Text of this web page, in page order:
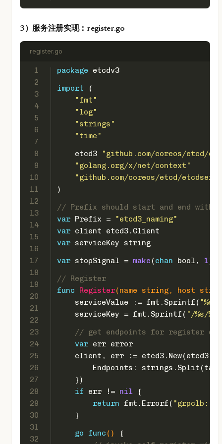
3）服务注册实现：register.go
register.go
1
2
3
4
5
6
7
8
9
10
11
12
13
14
15
16
17
18
19
20
21
22
23
24
25
26
27
28
29
30
31
32
package etcdv3
import (
"fmt"
"log"
"strings"
"time"
    etcd3
"github.com/coreos/etcd/
"golang.org/x/net/context"
"github.com/coreos/etcd/
)
// Prefix should start and end with
var Prefix =
"etcd3_naming"
var client etcd3.Client
var serviceKey string
var stopSignal = make (chan bool , 1)
// Register
func
Register(name string , host
    serviceValue := fmt.Sprintf(
    serviceKey = fmt.Sprintf(
"/%s/
// get endpoints for register
var err error
client, err :=
Endpoints:
    })
if err != nil {
return fmt.Errorf( "grpclb:
    }
go
func ()
{